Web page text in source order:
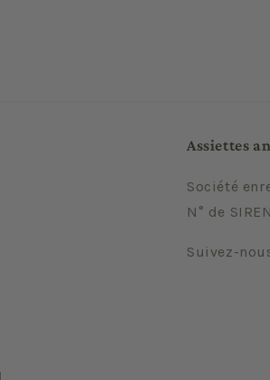
Assiettes
Société
N° de
Suivez-